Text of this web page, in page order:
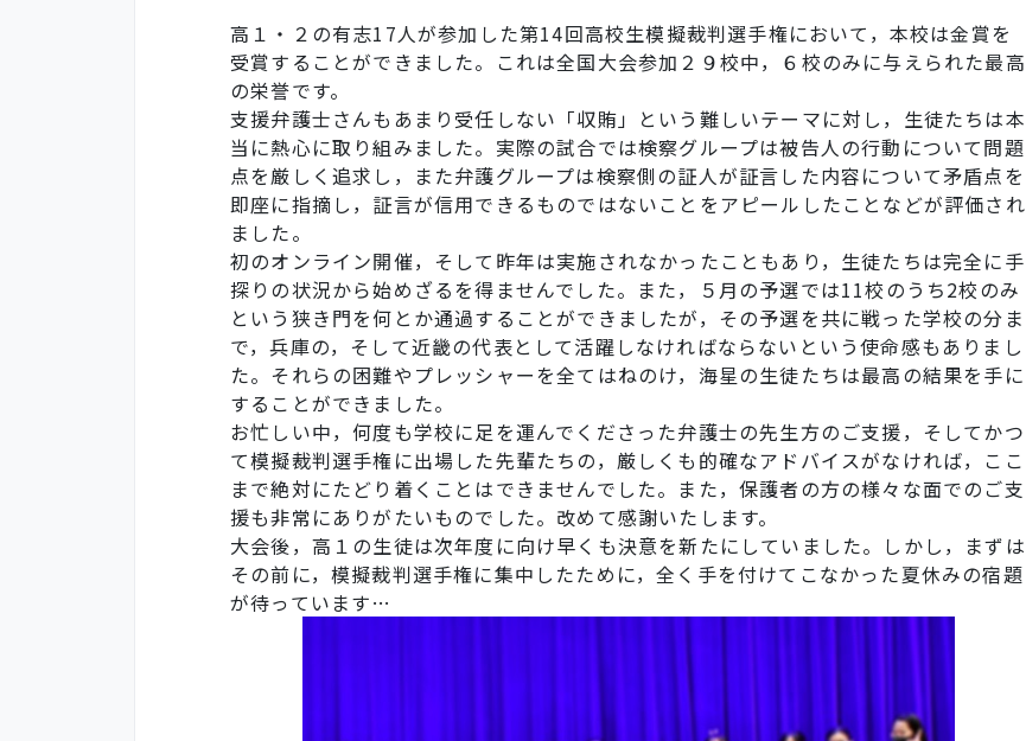
高１・２の有志17人が参加した第14回高校生模擬裁判選手権において，本校は金賞を
受賞することができました。これは全国大会参加２９校中，６校のみに与えられた最高
の栄誉です。
支援弁護士さんもあまり受任しない「収賄」という難しいテーマに対し，生徒たちは本
当に熱心に取り組みました。実際の試合では検察グループは被告人の行動について問題
点を厳しく追求し，また弁護グループは検察側の証人が証言した内容について矛盾点を
即座に指摘し，証言が信用できるものではないことをアピールしたことなどが評価され
ました。
初のオンライン開催，そして昨年は実施されなかったこともあり，生徒たちは完全に手
探りの状況から始めざるを得ませんでした。また，５月の予選では11校のうち2校のみ
という狭き門を何とか通過することができましたが，その予選を共に戦った学校の分ま
で，兵庫の，そして近畿の代表として活躍しなければならないという使命感もありまし
た。それらの困難やプレッシャーを全てはねのけ，海星の生徒たちは最高の結果を手に
することができました。
お忙しい中，何度も学校に足を運んでくださった弁護士の先生方のご支援，そしてかつ
て模擬裁判選手権に出場した先輩たちの，厳しくも的確なアドバイスがなければ，ここ
まで絶対にたどり着くことはできませんでした。また，保護者の方の様々な面でのご支
援も非常にありがたいものでした。改めて感謝いたします。
大会後，高１の生徒は次年度に向け早くも決意を新たにしていました。しかし，まずは
その前に，模擬裁判選手権に集中したために，全く手を付けてこなかった夏休みの宿題
が待っています…